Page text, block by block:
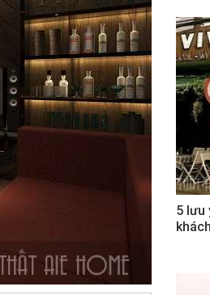
5 lưu
khách